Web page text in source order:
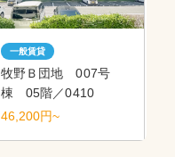
一般賃貸
牧野Ｂ団地 007号
棟 05階／0410
46,200円~